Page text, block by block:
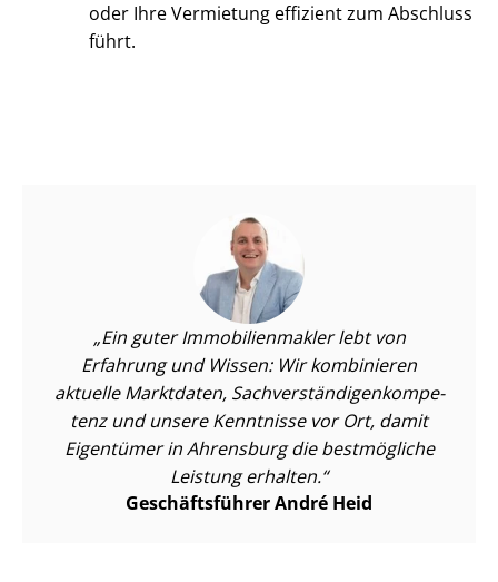
oder Ihre Vermietung effizient zum Abschluss
führt.
Ein guter Im­mo­bi­li­en­mak­ler lebt von
Erfahrung und Wissen: Wir kombinieren
aktuelle Marktdaten, Sach­ver­stän­di­gen­kom­pe­
tenz und unsere Kenntnisse vor Ort, damit
Eigentümer in Ahrensburg die bestmögliche
Leistung erhalten.
Geschäftsführer André Heid